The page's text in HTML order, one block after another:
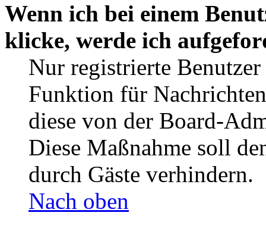
Wenn ich bei einem
klicke, werde ich
Nur registrierte
Funktion für
diese von der Board-
Diese Maßnahme soll
durch Gäste verhindern.
Nach oben